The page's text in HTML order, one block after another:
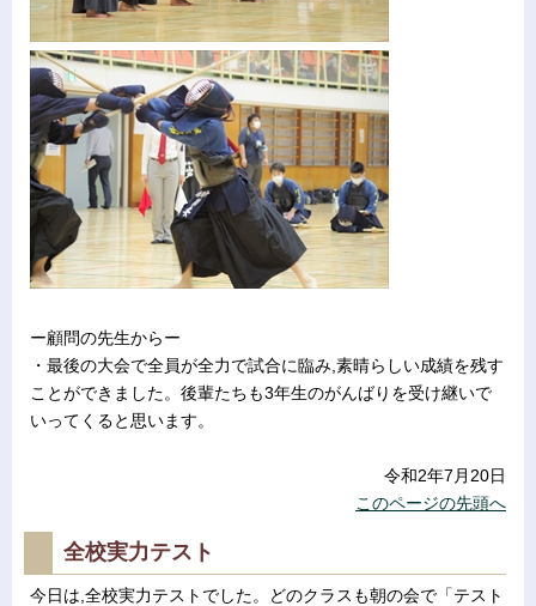
ー顧問の先生からー
・最後の大会で全員が全力で試合に臨み,素晴らしい成績を残す
ことができました。後輩たちも3年生のがんばりを受け継いで
いってくると思います。
令和2年7月20日
このページの先頭へ
全校実力テスト
今日は,全校実力テストでした。どのクラスも朝の会で「テスト